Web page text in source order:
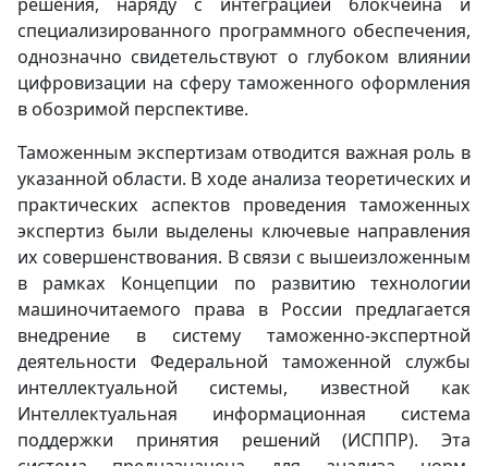
специализированного программного обеспечения,
однозначно свидетельствуют о глубоком влиянии
цифровизации на сферу таможенного оформления
в обозримой перспективе.
Таможенным экспертизам отводится важная роль в
указанной области. В ходе анализа теоретических и
практических аспектов проведения таможенных
экспертиз были выделены ключевые направления
их совершенствования. В связи с вышеизложенным
в рамках Концепции по развитию технологии
машиночитаемого права в России предлагается
внедрение в систему таможенно-экспертной
деятельности Федеральной таможенной службы
интеллектуальной системы, известной как
Интеллектуальная информационная система
поддержки принятия решений (ИСППР). Эта